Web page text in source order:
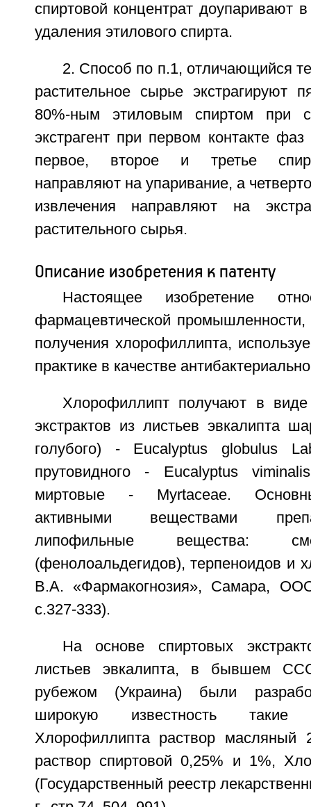
спиртовой концентрат доупаривают
удаления этилового спирта.
2. Способ по п.1, отличающийся
растительное сырье экстрагируют
80%-ным этиловым спиртом при
экстрагент при первом контакте
первое, второе и третье
направляют на упаривание, а
извлечения направляют на
растительного сырья.
Описание изобретения к патенту
Настоящее изобретение
фармацевтической
получения хлорофиллипта,
практике в качестве
Хлорофиллипт получают в виде
экстрактов из листьев эвкалипта
голубого) - Eucalyptus globulus
прутовидного - Eucalyptus
миртовые - Myrtaceae.
активными веществами
липофильные вещества:
(фенолоальдегидов), терпеноидов и
В.А. «Фармакогнозия», Самара,
с.327-333).
На основе спиртовых
листьев эвкалипта, в бывшем
рубежом (Украина) были
широкую известность
Хлорофиллипта раствор масляный
раствор спиртовой 0,25% и 1%,
(Государственный реестр